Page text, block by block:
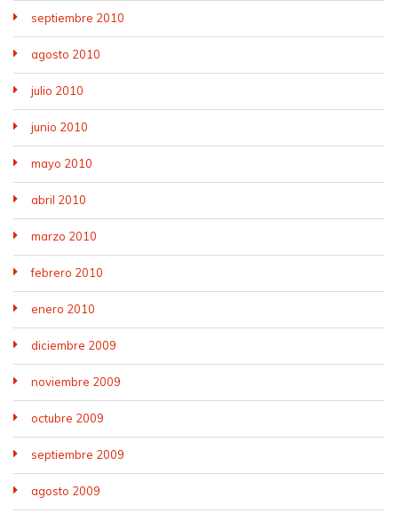
septiembre 2010
agosto 2010
julio 2010
junio 2010
mayo 2010
abril 2010
marzo 2010
febrero 2010
enero 2010
diciembre 2009
noviembre 2009
octubre 2009
septiembre 2009
agosto 2009